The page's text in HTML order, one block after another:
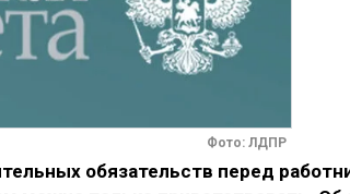
Фото: ЛДПР
обязательств перед